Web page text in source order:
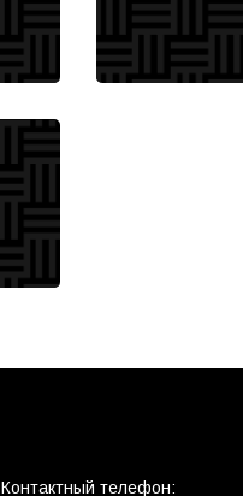
Контактный телефон: